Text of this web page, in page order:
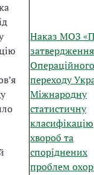
Наказ МОЗ
затвердження
переходу
Міжнародну
статистичну
класифікацію
хвороб та
споріднених
проблем